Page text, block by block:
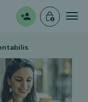
un espace